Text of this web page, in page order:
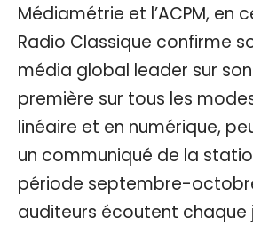
Médiamétrie et l’ACPM, en
Radio Classique confirme
média global leader sur
première sur tous les
linéaire et en numérique,
un communiqué de la
période septembre-
auditeurs écoutent chaque